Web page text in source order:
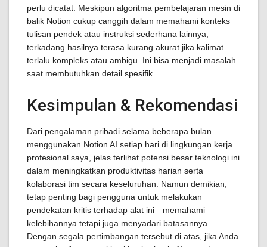
perlu dicatat. Meskipun algoritma pembelajaran mesin di
balik Notion cukup canggih dalam memahami konteks
tulisan pendek atau instruksi sederhana lainnya,
terkadang hasilnya terasa kurang akurat jika kalimat
terlalu kompleks atau ambigu. Ini bisa menjadi masalah
saat membutuhkan detail spesifik.
Kesimpulan & Rekomendasi
Dari pengalaman pribadi selama beberapa bulan
menggunakan Notion AI setiap hari di lingkungan kerja
profesional saya, jelas terlihat potensi besar teknologi ini
dalam meningkatkan produktivitas harian serta
kolaborasi tim secara keseluruhan. Namun demikian,
tetap penting bagi pengguna untuk melakukan
pendekatan kritis terhadap alat ini—memahami
kelebihannya tetapi juga menyadari batasannya.
Dengan segala pertimbangan tersebut di atas, jika Anda